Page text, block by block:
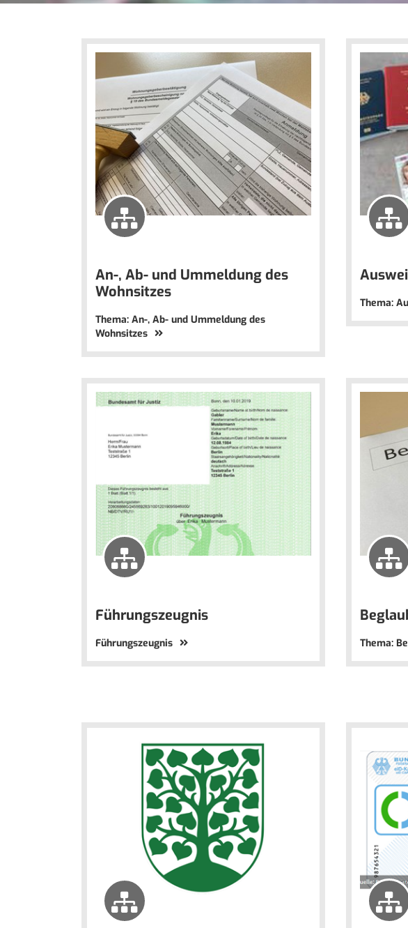
An-, Ab- und Ummeldung des
Wohnsitzes
Thema: An-, Ab- und Ummeldung des
Wohnsitzes
Thema:
Führungszeugnis
Führungszeugnis Thema: